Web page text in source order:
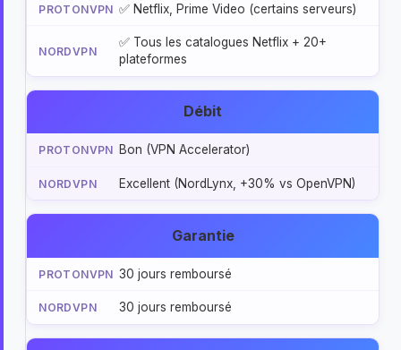
✅ Netflix, Prime Video (certains serveurs)
✅ Tous les catalogues Netflix + 20+
plateformes
Débit
Bon (VPN Accelerator)
Excellent (NordLynx, +30% vs OpenVPN)
Garantie
30 jours remboursé
30 jours remboursé